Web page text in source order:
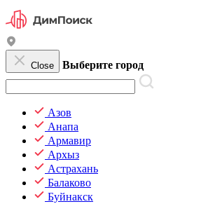
Close Выберите город
Азов
Анапа
Армавир
Архыз
Астрахань
Балаково
Буйнакск